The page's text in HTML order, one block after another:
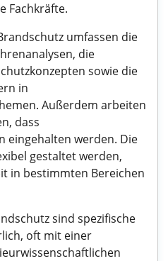
Fachkräfte.
umfassen die
die
sowie die
in
Außerdem arbeiten
dass
eingehalten werden. Die
gestaltet werden,
in bestimmten Bereichen
sind spezifische
oft mit einer